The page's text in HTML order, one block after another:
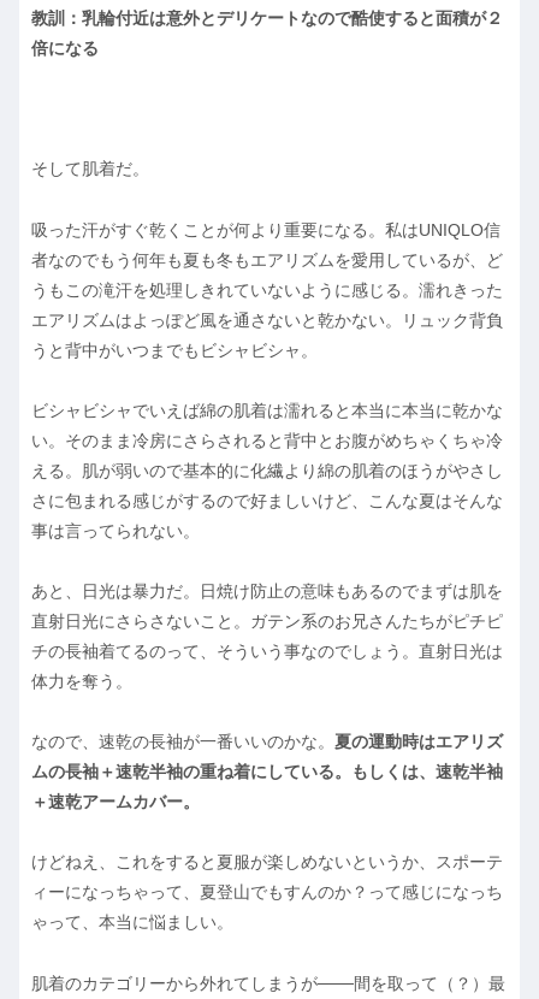
教訓：乳輪付近は意外とデリケートなので酷使すると面積が２
倍になる
そして肌着だ。
吸った汗がすぐ乾くことが何より重要になる。私はUNIQLO信
者なのでもう何年も夏も冬もエアリズムを愛用しているが、ど
うもこの滝汗を処理しきれていないように感じる。濡れきった
エアリズムはよっぽど風を通さないと乾かない。リュック背負
うと背中がいつまでもビシャビシャ。
ビシャビシャでいえば綿の肌着は濡れると本当に本当に乾かな
い。そのまま冷房にさらされると背中とお腹がめちゃくちゃ冷
える。肌が弱いので基本的に化繊より綿の肌着のほうがやさし
さに包まれる感じがするので好ましいけど、こんな夏はそんな
事は言ってられない。
あと、日光は暴力だ。日焼け防止の意味もあるのでまずは肌を
直射日光にさらさないこと。ガテン系のお兄さんたちがピチピ
チの長袖着てるのって、そういう事なのでしょう。直射日光は
体力を奪う。
なので、速乾の長袖が一番いいのかな。 夏の運動時はエアリズ
ムの長袖＋速乾半袖の重ね着にしている。もしくは、速乾半袖
＋速乾アームカバー。
けどねえ、これをすると夏服が楽しめないというか、スポーテ
ィーになっちゃって、夏登山でもすんのか？って感じになっち
ゃって、本当に悩ましい。
肌着のカテゴリーから外れてしまうが───間を取って（？）最